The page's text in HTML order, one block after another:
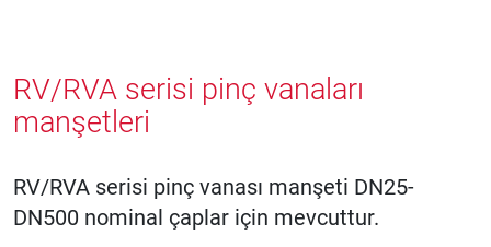
RV/RVA serisi pinç vanaları
manşetleri
RV/RVA serisi pinç vanası manşeti DN25-
DN500 nominal çaplar için mevcuttur.